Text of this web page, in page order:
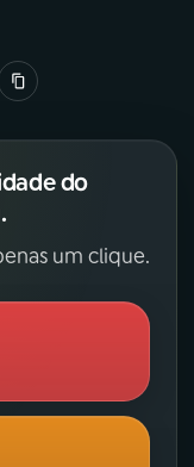
do
um clique.